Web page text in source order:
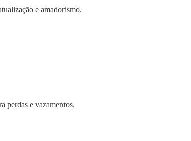
e amadorismo.
perdas e vazamentos.